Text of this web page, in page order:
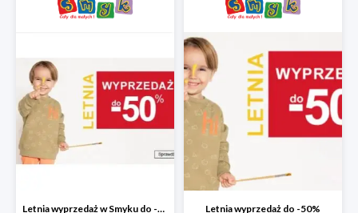
Letnia wyprzedaż w Smyku do -50% Letnia wyprzedaż do -50%